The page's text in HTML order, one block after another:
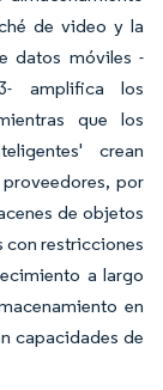
de video y la
datos móviles -
amplifica los
que los
crean
por
de objetos
con restricciones
a largo
en
capacidades de